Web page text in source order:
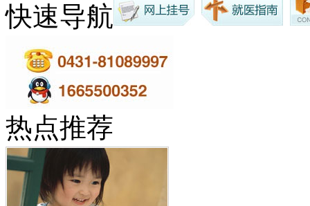
快速导航
热点推荐